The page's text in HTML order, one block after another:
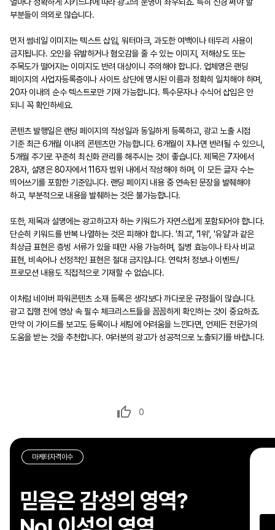
부분들이 의외로 많습니다.
먼저 썸네일 이미지는 텍스트 삽입, 워터마크, 과도한 여백이나 테두리 사용이
금지됩니다. 오인을 유발하거나 혐오감을 줄 수 있는 이미지, 저해상도 또는
주목도가 떨어지는 이미지도 반려 대상이니 주의해야 합니다. 업체명은 랜딩
페이지의 사업자등록증이나 사이트 상단에 명시된 이름과 정확히 일치해야 하며,
20자 이내의 순수 텍스트로만 기재 가능합니다. 특수문자나 수식어 삽입은 안
되니 꼭 확인하세요.
콘텐츠 발행일은 랜딩 페이지의 작성일과 동일하게 등록하고, 광고 노출 시점
기준 최근 6개월 이내의 콘텐츠만 가능합니다. 6개월이 지나면 반려될 수 있으니,
5개월 주기로 꾸준히 최신화 관리를 해주시는 것이 좋습니다. 제목은 7자에서
28자, 설명은 80자에서 116자 범위 내에서 작성해야 하며, 이 모든 글자 수는
띄어쓰기를 포함한 기준입니다. 랜딩 페이지 내용 중 연속된 문장을 발췌해야
하고, 부분적으로 내용을 발췌하는 것은 불가능합니다.
또한, 제목과 설명에는 광고하고자 하는 키워드가 자연스럽게 포함되어야 합니다.
단순히 키워드를 반복 나열하는 것은 피해야 합니다. '최고', '1위', '유일'과 같은
최상급 표현은 증빙 서류가 있을 때만 사용 가능하며, 질병 효능이나 타사 비교
표현, 비속어나 선정적인 표현은 절대 금지입니다. 연락처 정보나 이벤트/
프로모션 내용도 직접적으로 기재할 수 없습니다.
이처럼 네이버 파워콘텐츠 소재 등록은 생각보다 까다로운 규정들이 많습니다.
광고 집행 전에 영상 속 필수 체크리스트들을 꼼꼼하게 확인하는 것이 중요하죠.
만약 이 가이드를 보고도 등록이나 세팅에 어려움을 느낀다면, 언제든 전문가의
도움을 받는 것을 추천합니다. 여러분의 광고가 성공적으로 노출되기를 바랍니다.
0
마케터자격이수
믿음은 감성의 영역?